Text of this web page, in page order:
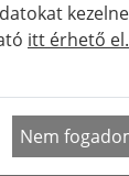
itt érhető el.
Nem